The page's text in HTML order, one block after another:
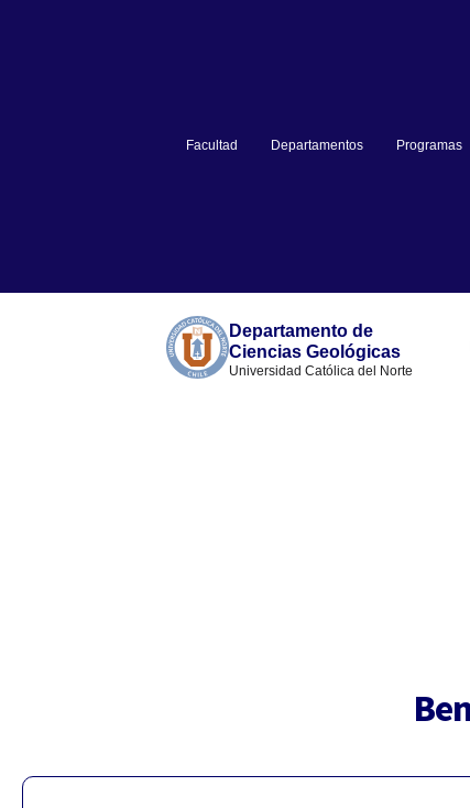
Facultad Departamentos Programas
Departamento de
Ciencias Geológicas
Universidad Católica del Norte